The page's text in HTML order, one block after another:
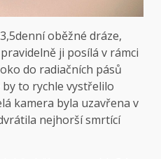
oběžné dráze,
ji posílá v rámci
do radiačních pásů
to rychle vystřelilo
kamera byla uzavřena v
nejhorší smrtící